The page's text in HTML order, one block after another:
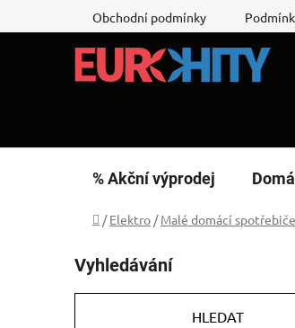
na
Obchodní podmínky
% Akční výprodej
Domů
/ Elektro / Malé domácí spotřebiče
o
s
Vyhledávání
HLEDAT